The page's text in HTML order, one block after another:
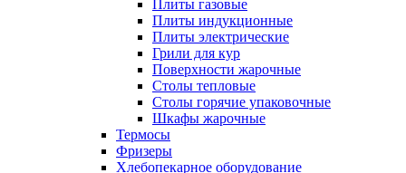
Плиты газовые
Плиты индукционные
Плиты электрические
Грили для кур
Поверхности жарочные
Столы тепловые
Столы горячие упаковочные
Шкафы жарочные
Термосы
Фризеры
Хлебопекарное оборудование